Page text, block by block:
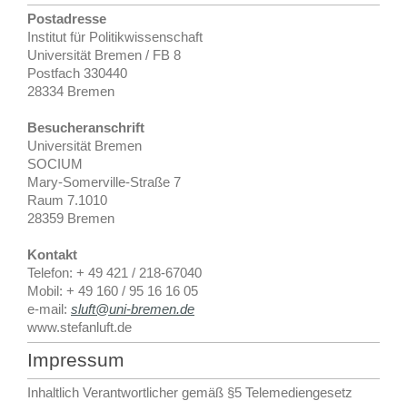
Postadresse
Institut für Politikwissenschaft
Universität Bremen / FB 8
Postfach 330440
28334 Bremen
Besucheranschrift
Universität Bremen
SOCIUM
Mary-Somerville-Straße 7
Raum 7.1010
28359 Bremen
Kontakt
Telefon: + 49 421 / 218-67040
Mobil: + 49 160 / 95 16 16 05
e-mail: sluft@uni-bremen.de
www.stefanluft.de
Impressum
Inhaltlich Verantwortlicher gemäß §5 Telemediengesetz